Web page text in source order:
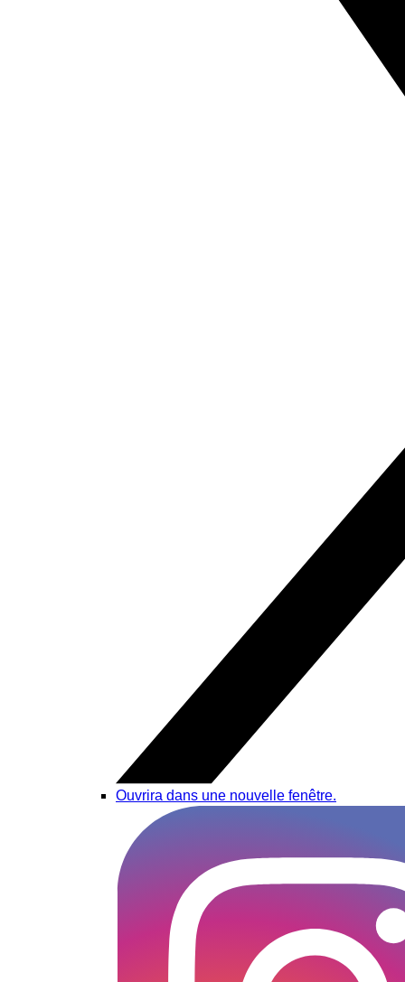
Ouvrira dans une nouvelle fenêtre.